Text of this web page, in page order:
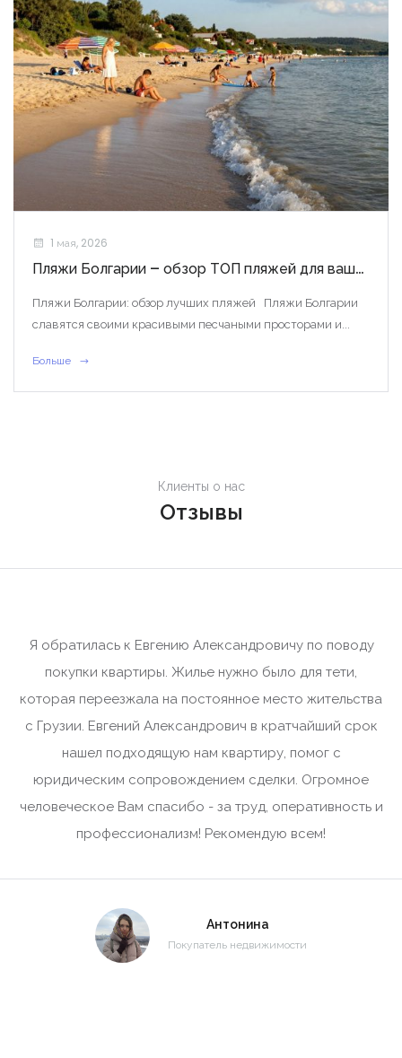
1 мая, 2026
Пляжи Болгарии – обзор ТОП пляжей для вашего отдыха
Пляжи Болгарии: обзор лучших пляжей Пляжи Болгарии
славятся своими красивыми песчаными просторами и...
Больше
Клиенты о нас
Отзывы
Я обратилась к Евгению Александровичу по поводу
покупки квартиры. Жилье нужно было для тети,
которая переезжала на постоянное место жительства
с Грузии. Евгений Александрович в кратчайший срок
нашел подходящую нам квартиру, помог с
юридическим сопровождением сделки. Огромное
человеческое Вам спасибо - за труд, оперативность и
профессионализм! Рекомендую всем!
Антонина
Покупатель недвижимости